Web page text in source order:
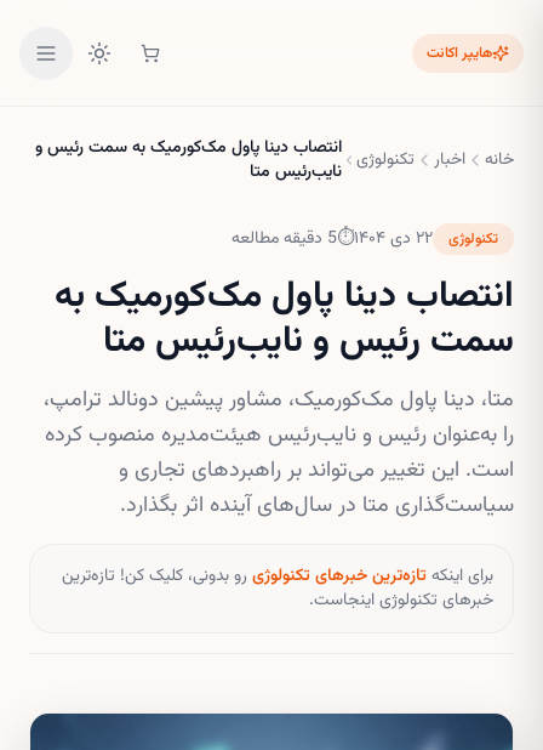
هایپر اکانت
خانه اخبار تکنولوژی انتصاب دینا پاول مک‌کورمیک به سمت رئیس و
نایب‌رئیس متا
تکنولوژی ۲۲ دی ۱۴۰۴ ⏱
5 دقیقه مطالعه
انتصاب دینا پاول مک‌کورمیک به
سمت رئیس و نایب‌رئیس متا
متا، دینا پاول مک‌کورمیک، مشاور پیشین دونالد ترامپ،
را به‌عنوان رئیس و نایب‌رئیس هیئت‌مدیره منصوب کرده
است. این تغییر می‌تواند بر راهبردهای تجاری و
سیاست‌گذاری متا در سال‌های آینده اثر بگذارد.
برای اینکهتازه‌ترین خبرهای تکنولوژی رو بدونی، کلیک کن! تازه‌ترین
خبرهای تکنولوژی اینجاست.